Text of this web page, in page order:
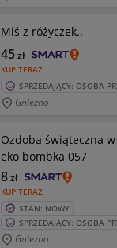
Miś z różyczek..
KUP TERAZ
45zł
SPRZEDAJĄCY: OSOBA
Gniezno
Ozdoba świąteczna
eko bombka 057
KUP TERAZ
8zł
STAN: NOWY
SPRZEDAJĄCY: OSOBA
Gniezno